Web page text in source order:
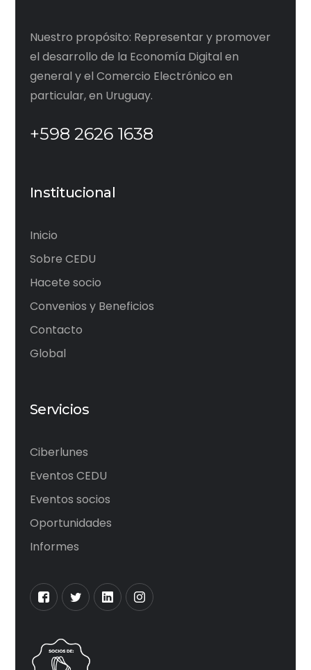
Nuestro propósito: Representar y promover
el desarrollo de la Economía Digital en
general y el Comercio Electrónico en
particular, en Uruguay.
+598 2626 1638
Institucional
Inicio
Sobre CEDU
Hacete socio
Convenios y Beneficios
Contacto
Global
Servicios
Ciberlunes
Eventos CEDU
Eventos socios
Oportunidades
Informes